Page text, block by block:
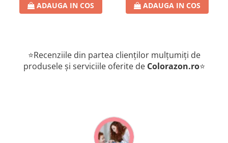
ADAUGA IN COS ADAUGA IN COS
⭐Recenziile din partea clienților mulțumiți de
produsele și serviciile oferite de Colorazon.ro⭐